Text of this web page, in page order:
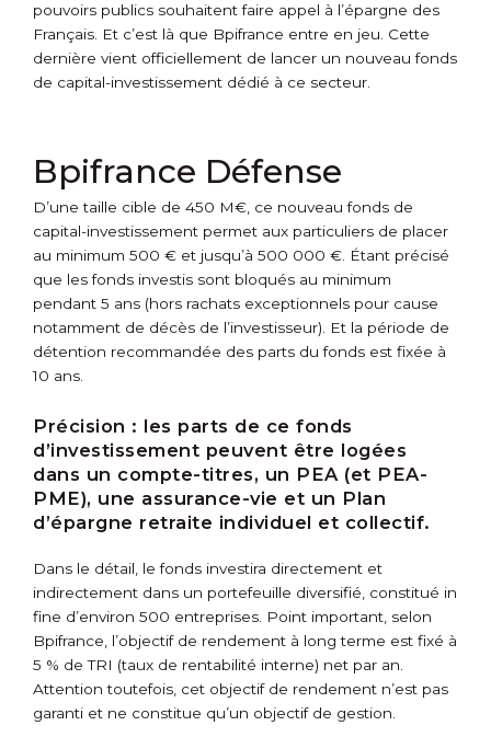
pouvoirs publics souhaitent faire appel à l’épargne des
Français. Et c’est là que Bpifrance entre en jeu. Cette
dernière vient officiellement de lancer un nouveau fonds
de capital-investissement dédié à ce secteur.
Bpifrance Défense
D’une taille cible de 450 M€, ce nouveau fonds de
capital-investissement permet aux particuliers de placer
au minimum 500 € et jusqu’à 500 000 €. Étant précisé
que les fonds investis sont bloqués au minimum
pendant 5 ans (hors rachats exceptionnels pour cause
notamment de décès de l’investisseur). Et la période de
détention recommandée des parts du fonds est fixée à
10 ans.
Précision : les parts de ce fonds
d’investissement peuvent être logées
dans un compte-titres, un PEA (et PEA-
PME), une assurance-vie et un Plan
d’épargne retraite individuel et collectif.
Dans le détail, le fonds investira directement et
indirectement dans un portefeuille diversifié, constitué in
fine d’environ 500 entreprises. Point important, selon
Bpifrance, l’objectif de rendement à long terme est fixé à
5 % de TRI (taux de rentabilité interne) net par an.
Attention toutefois, cet objectif de rendement n’est pas
garanti et ne constitue qu’un objectif de gestion.